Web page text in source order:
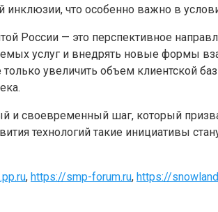
что особенно важно в
России — это перспективное
услуг и внедрять новые формы
увеличить объем клиентской
и своевременный шаг, который
технологий такие инициативы
, https://smp-forum.ru, https://